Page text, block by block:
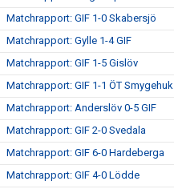
Matchrapport: GIF 1-0 Skabersjö
Matchrapport: Gylle 1-4 GIF
Matchrapport: GIF 1-5 Gislöv
Matchrapport: GIF 1-1 ÖT Smygehuk
Matchrapport: Anderslöv 0-5 GIF
Matchrapport: GIF 2-0 Svedala
Matchrapport: GIF 6-0 Hardeberga
Matchrapport: GIF 4-0 Lödde